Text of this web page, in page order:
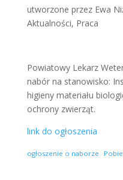
utworzone przez Ewa
Aktualności, Praca
Powiatowy Lekarz
nabór na stanowisko:
higieny materiału
ochrony zwierząt.
link do ogłoszenia
ogłoszenie o naborze